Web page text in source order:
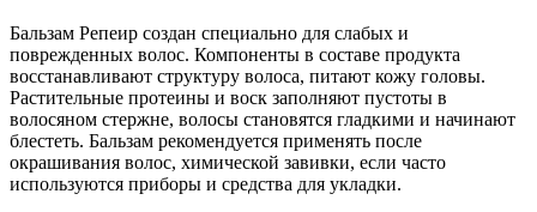
Бальзам Репеир создан специально для слабых и
поврежденных волос. Компоненты в составе продукта
восстанавливают структуру волоса, питают кожу головы.
Растительные протеины и воск заполняют пустоты в
волосяном стержне, волосы становятся гладкими и начинают
блестеть. Бальзам рекомендуется применять после
окрашивания волос, химической завивки, если часто
используются приборы и средства для укладки.